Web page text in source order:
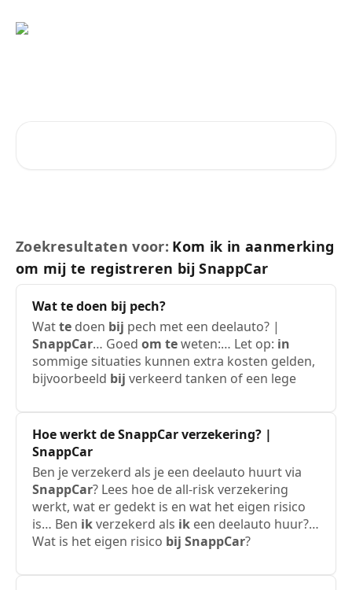
Zoekresultaten voor: Kom ik in aanmerking
om mij te registreren bij SnappCar
Wattedoen bij pech?
Watte doen bij pech met een deelauto? |
SnappCar… Goed om teweten:… Let op: in
sommige situaties kunnen extra kosten gelden,
bijvoorbeeld bij verkeerd tanken of een lege
Hoe werkt deSnappCarverzekering? |
SnappCar
Ben je verzekerd als je een deelauto huurt via
SnappCar? Lees hoe de all-risk verzekering
werkt, wat er gedekt is en wat het eigen risico
is… Ben ikverzekerd als ik een deelauto huur?…
Wat is het eigen risico bij SnappCar?